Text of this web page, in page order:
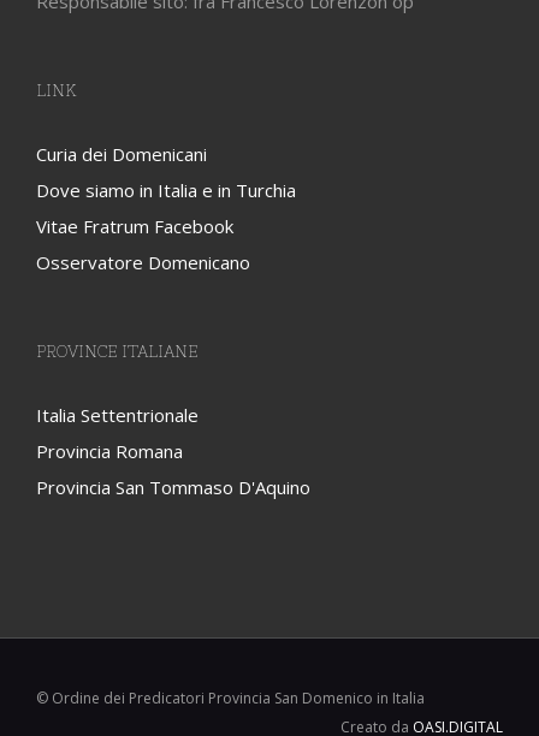
LINK
Curia dei Domenicani
Dove siamo in Italia e in Turchia
Vitae Fratrum Facebook
Osservatore Domenicano
PROVINCE ITALIANE
Italia Settentrionale
Provincia Romana
Provincia San Tommaso D'Aquino
© Ordine dei Predicatori Provincia San Domenico in Italia
Creato da OASI.DIGITAL